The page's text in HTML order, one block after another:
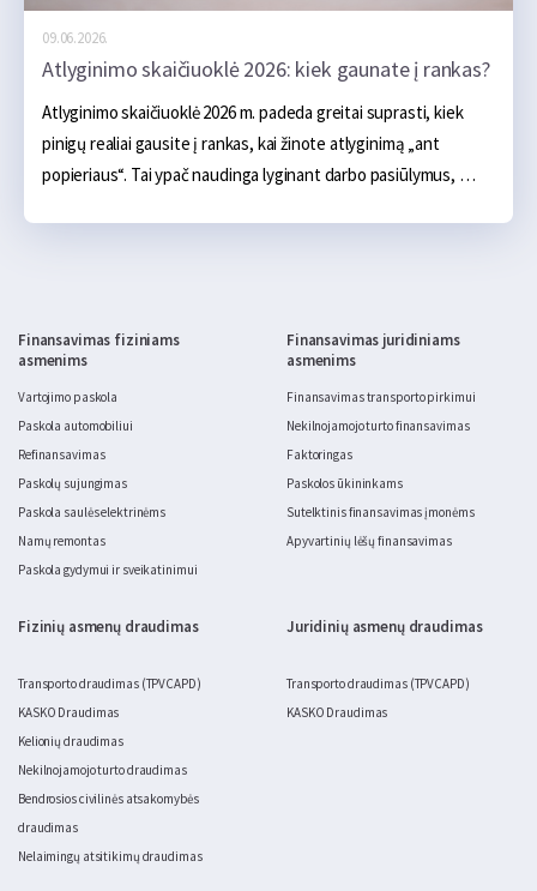
09.06.2026.
Atlyginimo skaičiuoklė 2026: kiek gaunate į rankas?
Atlyginimo skaičiuoklė 2026 m. padeda greitai suprasti, kiek
pinigų realiai gausite į rankas, kai žinote atlyginimą „ant
popieriaus“. Tai ypač naudinga lyginant darbo pasiūlymus,
Finansavimas fiziniams
asmenims
Vartojimo paskola
Paskola automobiliui
Refinansavimas
Paskolų sujungimas
Paskola saulės elektrinėms
Namų remontas
Paskola gydymui ir sveikatinimui
Finansavimas juridiniams
asmenims
Finansavimas transporto pirkimui
Nekilnojamojo turto finansavimas
Faktoringas
Paskolos ūkininkams
Sutelktinis finansavimas įmonėms
Apyvartinių lėšų finansavimas
Fizinių asmenų draudimas
Transporto draudimas (TPVCAPD)
KASKO Draudimas
Kelionių draudimas
Nekilnojamojo turto draudimas
Bendrosios civilinės atsakomybės
draudimas
Nelaimingų atsitikimų draudimas
Juridinių asmenų draudimas
Transporto draudimas (TPVCAPD)
KASKO Draudimas